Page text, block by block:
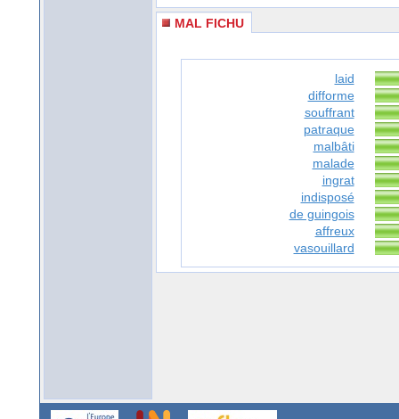
MAL FICHU
laid
difforme
souffrant
patraque
malbâti
malade
ingrat
indisposé
de guingois
affreux
vasouillard